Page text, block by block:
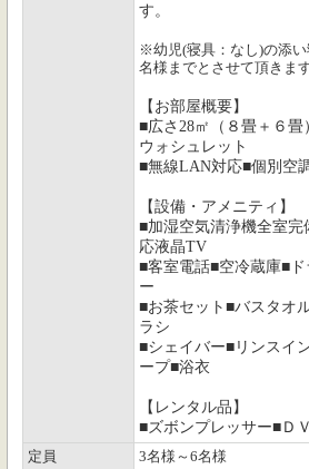
す。
※幼児(寝具：なし)の添
名様までとさせて頂きます
【お部屋概要】
■広さ28㎡（８畳＋６畳
ウォシュレット
■無線LAN対応■個別空
【設備・アメニティ】
■加湿空気清浄機全室完
応液晶TV
■客室電話■空冷蔵庫■
ー
■お茶セット■バスタオ
ラシ
■シェイバー■リンスイ
ープ■浴衣
【レンタル品】
■ズボンプレッサー■Ｄ
定員
3名様～6名様